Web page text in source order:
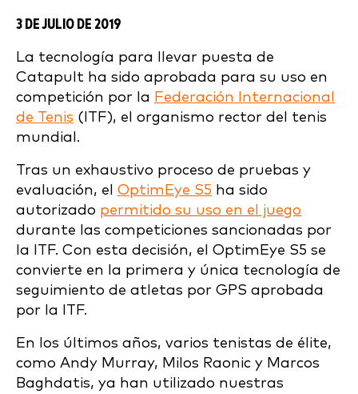
3 DE JULIO DE 2019
La tecnología para llevar puesta de
Catapult ha sido aprobada para su uso en
competición por la Federación Internacional
de Tenis (ITF), el organismo rector del tenis
mundial.
Tras un exhaustivo proceso de pruebas y
evaluación, el OptimEye S5 ha sido
autorizado permitido su uso en el juego
durante las competiciones sancionadas por
la ITF. Con esta decisión, el OptimEye S5 se
convierte en la primera y única tecnología de
seguimiento de atletas por GPS aprobada
por la ITF.
En los últimos años, varios tenistas de élite,
como Andy Murray, Milos Raonic y Marcos
Baghdatis, ya han utilizado nuestras